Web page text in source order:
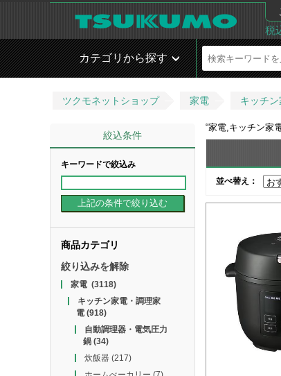
税
カテゴリから探す
ツクモネットショップ 家電 キッチ
絞込条件
キーワードで絞込み
商品カテゴリ
絞り込みを解除
家電(3118)
キッチン家電・調理家
電(918)
自動調理器・電気圧力
鍋(34)
炊飯器(217)
“家電,キッチン家
並べ替え：